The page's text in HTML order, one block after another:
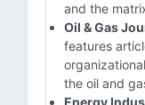
and the
Oil & Gas
features
the oil and
Energy